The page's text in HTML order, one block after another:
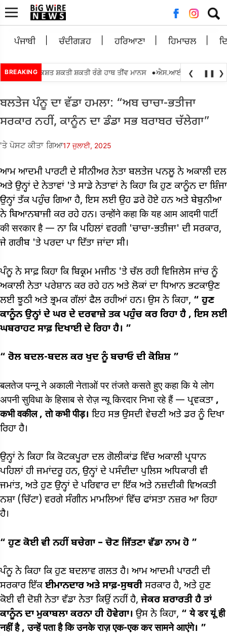
ਲਈ
ਖੋਜ:
ਪੰਜਾਬੀ ਚੰਦੀਗੜਹ ਹਰਿਆਣਾ ਹਿਮਾਚਲ
BREAKINGਰਿਕਸ਼ਤ ਸ਼ਕਤੀ ਸ਼ਕਤੀ ਰੰਗੇ ਹਾਥ ਤੀਂਵ ਮਾਨਸ • ਐਸ.ਆਈ.ਆਰ.2026 ਇੰਟਰ
❮ ❚❚ ❯
ਬਲਤੇਜ ਪੰਨੂ ਦਾ ਵੱਡਾ ਹਮਲਾ: “ਅਬ ਚਾਚਾ-ਭਤੀਜਾ
ਸਰਕਾਰ ਨਹੀਂ, ਕਾਨੂੰਨ ਦਾ ਡੰਡਾ ਸਭ ਬਰਾਬਰ ਚੱਲੇਗਾ”
'ਤੇ ਪੋਸਟ ਕੀਤਾ ਗਿਆ17 ਜੁਲਾਈ, 2025
ਆਮ ਆਦਮੀ ਪਾਰਟੀ ਦੇ ਸੀਨੀਅਰ ਨੇਤਾ ਬਲਤੇਜ ਪਨਲੂ ਨੇ ਅਕਾਲੀ ਦਲ
ਅਤੇ ਉਨ੍ਹਾਂ ਦੇ ਨੇਤਾਵਾਂ 'ਤੇ ਸਾਡੇ ਨੇਤਾਵਾਂ ਨੇ ਕਿਹਾ ਕਿ ਹੁਣ ਕਾਨੂੰਨ ਦਾ ਸ਼ਿੰਜਾ
ਉਨ੍ਹਾਂ ਤੱਕ ਪਹੁੰਚ ਗਿਆ ਹੈ, ਇਸ ਲਈ ਉਹ ਡਰੇ ਹੋਏ ਹਨ ਅਤੇ ਬੇਬੁਨੀਆ
ਨੇ ਬਿਆਨਬਾਜੀ ਕਰ ਰਹੇ ਹਨ। उन्होंने कहा कि यह आम आदमी पार्टी
की सरकार है — ਨਾ ਕਿ ਪਹਿਲਾਂ ਵਰਗੀ 'ਚਾਚਾ-ਭਤੀਜਾ' ਦੀ ਸਰਕਾਰ,
ਜੇ ਗਰੀਬ 'ਤੇ ਪਰਦਾ ਪਾ ਦਿੱਤਾ ਜਾਂਦਾ ਸੀ।
ਪੰਨੂ ਨੇ ਸਾਫ਼ ਕਿਹਾ ਕਿ ਬਿਕ੍ਰਮ ਮਜੀਠ 'ਤੇ ਚੱਲ ਰਹੀ ਵਿਜਿਲੇਸ ਜਾਂਚ ਨੂੰ
ਅਕਾਲੀ ਨੇਤਾ ਪਰੇਸ਼ਾਨ ਕਰ ਰਹੇ ਹਨ ਅਤੇ ਲੋਕਾਂ ਦਾ ਧਿਆਨ ਭਟਕਾਉਣ
ਲਈ ਝੂਠੀ ਅਤੇ ਭ੍ਰਮਕ ਗੱਲਾਂ ਫੈਲ ਰਹੀਆਂ ਹਨ। ਉਸ ਨੇ ਕਿਹਾ, “ ਹੁਣ
ਕਾਨੂੰਨ ਉਨ੍ਹਾਂ ਦੇ ਘਰ ਦੇ ਦਰਵਾਜ਼ੇ ਤਕ ਪਹੁੰਚ ਕਰ ਰਿਹਾ ਹੈ , ਇਸ ਲਈ
ਘਬਰਾਹਟ ਸਾਫ਼ ਦਿਖਾਈ ਦੇ ਰਿਹਾ ਹੈ। ”
“ ਰੋਲ ਬਦਲ-ਬਦਲ ਕਰ ਖੁਦ ਨੂੰ ਬਚਾਓ ਦੀ ਕੋਸ਼ਿਸ਼ ”
बलतेज पन्नू ने अकाली नेताओं पर तंजते कसते हुए कहा कि ये लोग
अपनी सुविधा के हिसाब से रोज़ न्यू किरदार निभा रहे हैं — ਪ੍ਰਵਕਤਾ ,
कभीवकील,तो कभी पीड़। ਇਹ ਸਭ ਉਸਦੀ ਵੇਚਣੀ ਅਤੇ ਡਰ ਨੂੰ ਦਿਖਾ
ਰਿਹਾ ਹੈ।
ਉਨ੍ਹਾਂ ਨੇ ਕਿਹਾ ਕਿ ਕੋਟਕਪੂਰਾ ਦਲ ਗੋਲੀਕਾਂਡ ਵਿੱਚ ਅਕਾਲੀ ਪ੍ਰਧਾਨ
ਪਹਿਲਾਂ ਹੀ ਜਮਾਂਦਰੂ ਹਨ, ਉਨ੍ਹਾਂ ਦੇ ਪਸੰਦੀਦਾ ਪੁਲਿਸ ਅਧਿਕਾਰੀ ਵੀ
ਜਮਾਂਤ, ਅਤੇ ਹੁਣ ਉਨ੍ਹਾਂ ਦੇ ਪਰਿਵਾਰ ਦਾ ਇੱਕ ਅਤੇ ਨਜ਼ਦੀਕੀ ਵਿਅਕਤੀ
ਨਸ਼ਾ (ਚਿੱਟਾ) ਵਰਗੇ ਸੰਗੀਨ ਮਾਮਲਿਆਂ ਵਿੱਚ ਫਾਂਸਤਾ ਨਜ਼ਰ ਆ ਰਿਹਾ
ਹੈ।
“ ਹੁਣ ਕੋਈ ਵੀ ਨਹੀਂ ਬਚੇਗਾ – ਚੋਣ ਜਿੱਤਣਾ ਵੱਡਾ ਨਾਮ ਹੋ ”
ਪੰਨੂ ਨੇ ਕਿਹਾ ਕਿ ਹੁਣ ਬਦਲਾਵ ਗਲਤ ਹੈ। ਆਮ ਆਦਮੀ ਪਾਰਟੀ ਦੀ
ਸਰਕਾਰ ਇੱਕ ਈਮਾਨਦਾਰ ਅਤੇ ਸਾਫ਼-ਸੁਥਰੀ ਸਰਕਾਰ ਹੈ, ਅਤੇ ਹੁਣ
ਕੋਈ ਵੀ ਦੋਸ਼ੀ ਨੇਤਾ ਵੱਡਾ ਨੇਤਾ ਕਿਉਂ ਨਹੀਂ ਹੈ, ਜੇਕਰ ਸ਼ਰਾਰਤੀ ਹੈ ਤਾਂ
ਕਾਨੂੰਨ ਦਾ ਮੁਕਾਬਲਾ ਕਰਨਾ ਹੀ ਹੋਵੇਗਾ। ਉਸ ਨੇ ਕਿਹਾ, “ये डर यूं ही
नहीं है,उन्हें पता है कि उनके राज़ एक-एक कर सामने आएंगे। ”